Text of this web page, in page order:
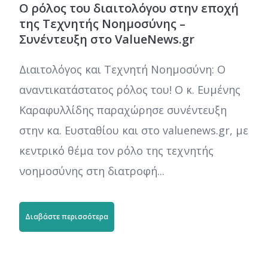
Ο ρόλος του διαιτολόγου στην εποχή
της Τεχνητής Νοημοσύνης –
Συνέντευξη στο ValueNews.gr
Διαιτολόγος και Τεχνητή Νοημοσύνη: Ο
αναντικατάστατος ρόλος του! Ο κ. Ευμένης
Καραφυλλίδης παραχώρησε συνέντευξη
στην κα. Ευσταθίου και στο valuenews.gr, με
κεντρικό θέμα τον ρόλο της τεχνητής
νοημοσύνης στη διατροφή...
Διαβάστε περισσότερα